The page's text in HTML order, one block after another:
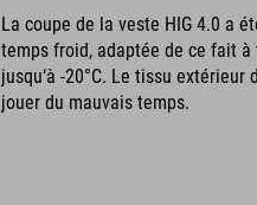
La coupe de la veste HIG 4.0 a
temps froid, adaptée de ce fait
jusqu‘à -20°C. Le tissu
jouer du mauvais temps.